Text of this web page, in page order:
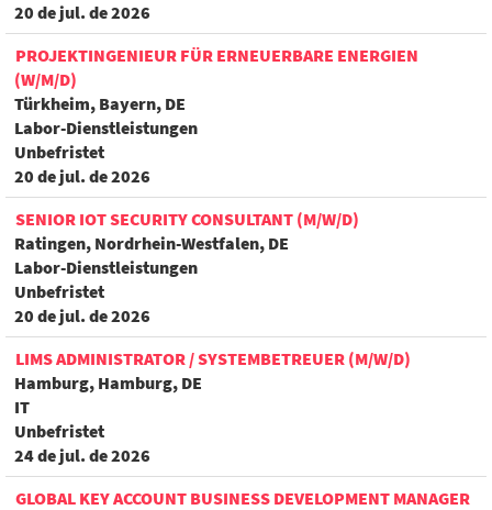
20 de jul. de 2026
PROJEKTINGENIEUR FÜR ERNEUERBARE ENERGIEN
(W/M/D)
Türkheim, Bayern, DE
Labor-Dienstleistungen
Unbefristet
20 de jul. de 2026
SENIOR IOT SECURITY CONSULTANT (M/W/D)
Ratingen, Nordrhein-Westfalen, DE
Labor-Dienstleistungen
Unbefristet
20 de jul. de 2026
LIMS ADMINISTRATOR / SYSTEMBETREUER (M/W/D)
Hamburg, Hamburg, DE
IT
Unbefristet
24 de jul. de 2026
GLOBAL KEY ACCOUNT BUSINESS DEVELOPMENT MANAGER